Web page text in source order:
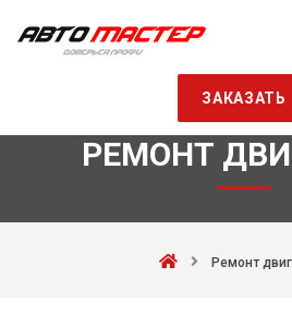
ЗАКАЗАТЬ
РЕМОНТ
Ремонт